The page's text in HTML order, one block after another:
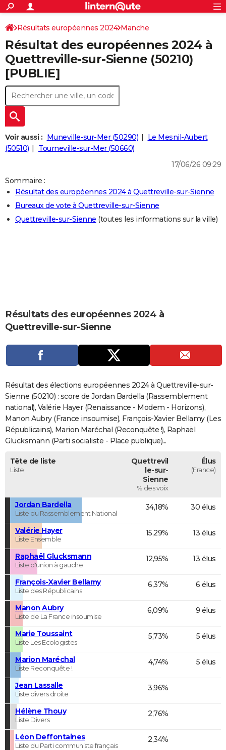
ACTUALITÉS
Politique
Société
Faits Divers
Education
Monde
Villes
+
SPORT
Coupe du monde 2026
Football
Tennis
Cyclisme
Rugby
Forum
Programme TV
TNT
Streaming
Cinéma
Sorties cinéma
Musique
+FINANCE
Retraite
Impôts
Epargne
Immobilier
Risques naturels par ville
Banque
Assurance
CréditAUTO
Essais
Réserver un essai
Citadines
Berlines
SUV
Forum auto
+HIGH-TECH
Mobiles
Meilleur smartphone
Internet
Ordinateurs
Jeux vidéo
Guide high-tech
+
BRICOLAGE
Forum
Aménagement intérieur
Extérieur
Cuisine
Salle de bains
Jardinage
Rangement
+
LIFESTYLE
Art de vivre
Bien-être
Loisirs
Mode
Modes de vie
SANTE
Alimentation
Guide de la santé
Maladies
Médicaments
Sommeil
VOYAGE
Carte de Noël
Carte Bonne année
Carte Saint-Valentin
Carte Pâques
Carte d'anniversaire
COPAINS D'AVANT
AVIS DE DÉCÈS
FORUM
Bricolage
Lifestyle
Culture
Sport
Auto
Television
Voyage
Cinema
S'inscrire
Connexion
Résultats européennes 2024 Manche
Résultat des européennes 2024 à
Quettreville-sur-Sienne (50210)
[PUBLIE]
Voir aussi : Muneville-sur-Mer (50290)
Le Mesnil-Aubert
(50510)
Tourneville-sur-Mer (50660)
17/06/26 09:29
Sommaire :
Résultat des européennes 2024 à Quettreville-sur-Sienne
Bureaux de vote à Quettreville-sur-Sienne
Quettreville-sur-Sienne (toutes les informations sur la ville)
Résultats des européennes 2024 à
Quettreville-sur-Sienne
Résultat des élections européennes 2024 à Quettreville-sur-
Sienne (50210) : score de Jordan Bardella (Rassemblement
national), Valérie Hayer (Renaissance - Modem - Horizons),
Manon Aubry (France insoumise), François-Xavier Bellamy (Les
Républicains), Marion Maréchal (Reconquête !), Raphaël
Glucksmann (Parti socialiste - Place publique)...
Tête de liste
Liste
Quettrevil
le-sur-
Sienne
% des voix
Élus
(France)
Jordan Bardella
Liste du Rassemblement National
34,18% 30 élus
Valérie Hayer
Liste Ensemble
15,29% 13 élus
Raphaël Glucksmann
Liste d'union à gauche
12,95% 13 élus
François-Xavier Bellamy
Liste des Républicains
6,37% 6 élus
Manon Aubry
Liste de La France insoumise
6,09% 9 élus
Marie Toussaint
Liste Les Ecologistes
5,73% 5 élus
Marion Maréchal
Liste Reconquête !
4,74% 5 élus
Jean Lassalle
Liste divers droite
3,96%
Hélène Thouy
Liste Divers
2,76%
Léon Deffontaines
Liste du Parti communiste français
2,34%